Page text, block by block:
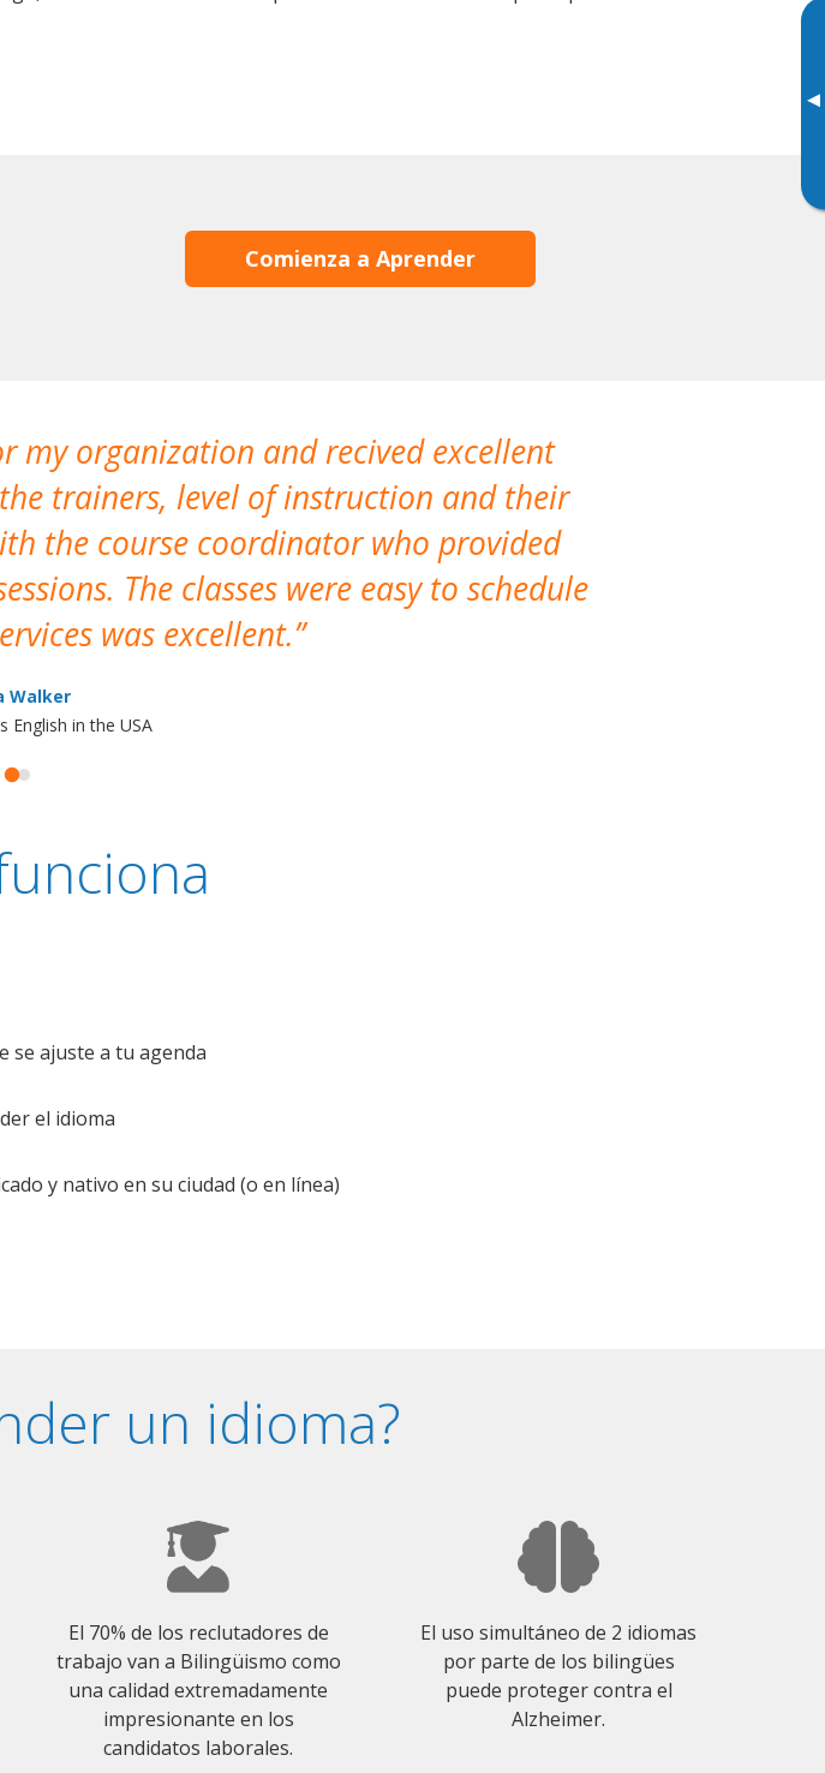
▸
Comienza a Aprender
my organization and recived excellent
trainers, level of instruction and their
the course coordinator who provided
The classes were easy to schedule
was excellent.
Walker
English in the USA
se ajuste a tu agenda
el idioma
y nativo en su ciudad (o en línea)
un idioma?
El 70% de los reclutadores de
trabajo van a Bilingüismo como
una calidad extremadamente
impresionante en los
candidatos laborales.
El uso simultáneo de 2 idiomas
por parte de los bilingües
puede proteger contra el
Alzheimer.